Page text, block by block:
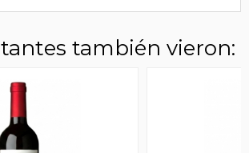
también vieron: